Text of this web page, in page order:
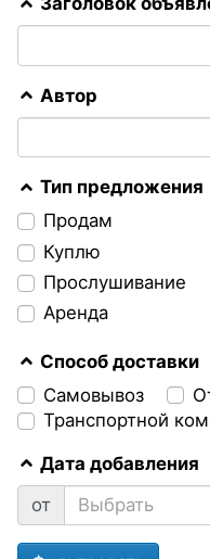
Автор
Тип предложения
Продам
Куплю
Прослушивание
Аренда
Способ доставки
Самовывоз
Транспортной
Дата добавления
от